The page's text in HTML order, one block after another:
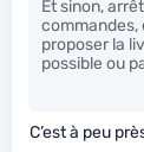
Et sinon,
commandes,
proposer la
possible ou
C’est à peu